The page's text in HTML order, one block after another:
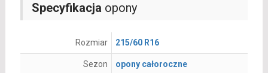
Specyfikacja opony
Rozmiar 215/60 R16
Sezon opony całoroczne